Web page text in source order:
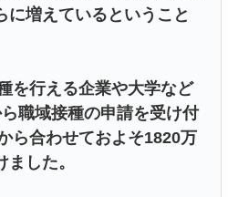
に増えているということ
を行える企業や大学など
職域接種の申請を受け付
ら合わせておよそ1820万
した。